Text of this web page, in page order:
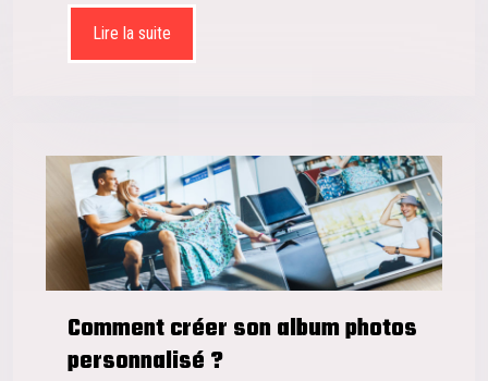
Lire la suite
Comment créer son album photos
personnalisé ?